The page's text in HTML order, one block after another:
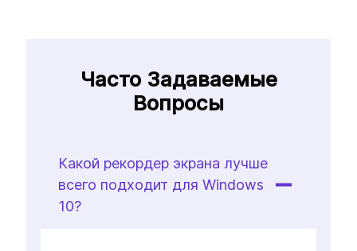
Часто Задаваемые
Вопросы
Какой рекордер экрана лучше
всего подходит для Windows
10?